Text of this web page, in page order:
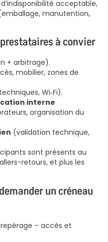
acceptable,
manutention,
à convier
+ arbitrage).
mobilier, zones de
Wi‑Fi).
interne
organisation du
(validation technique,
sont présents au
retours, et plus les
un créneau
– accès et